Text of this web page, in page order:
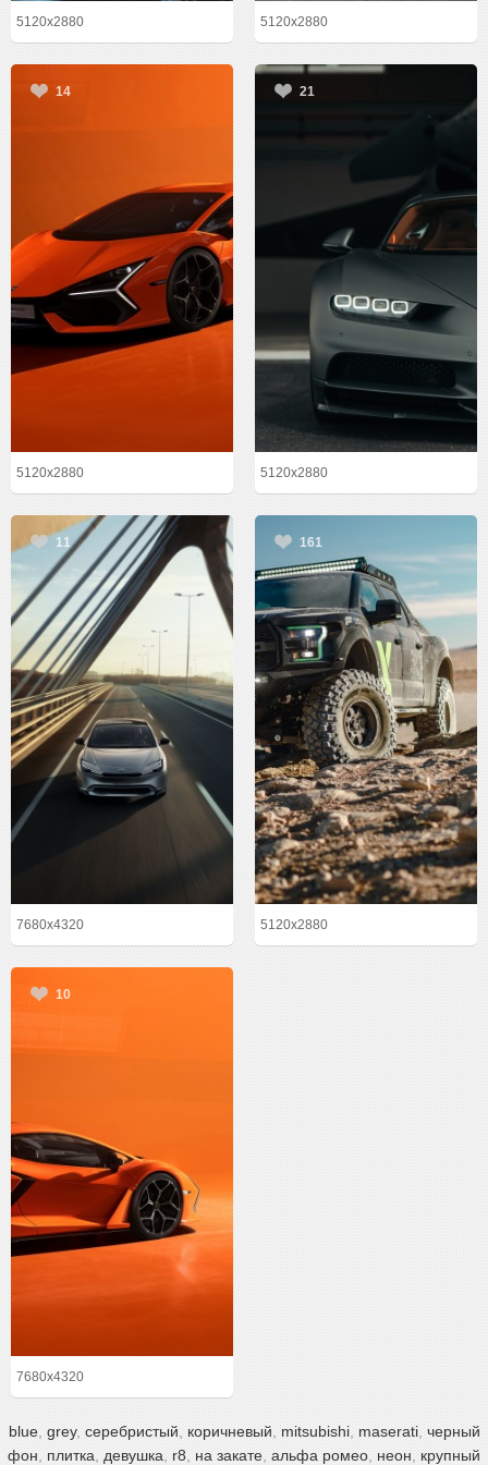
5120x2880 5120x2880
14
5120x2880
21
5120x2880
11
7680x4320
161
5120x2880
10
7680x4320
blue, grey, серебристый коричневый mitsubishi, maserati, черный
фон плитка девушка r8 на закате альфа ромео неон крупный